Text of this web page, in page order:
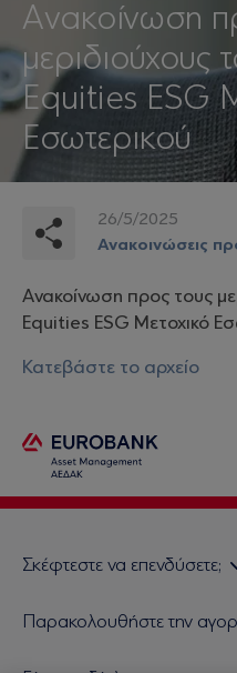
Aνακοίνωση
μεριδιούχους
Equities ESG
Εσωτερικού
26/5/2025
Ανακοινώσεις
Aνακοίνωση προς τους
Equities ESG Μετοχικό
Κατεβάστε το αρχείο
Σκέφτεστε να επενδύσετε;
Παρακολουθήστε την